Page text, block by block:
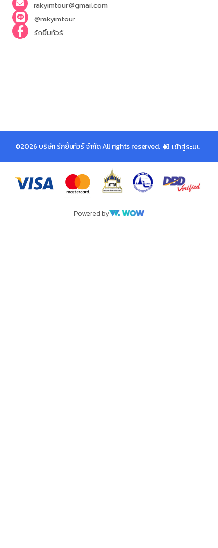
rakyimtour@gmail.com
@rakyimtour
รักยิ้มทัวร์
©2026 บริษัท รักยิ้มทัวร์ จำกัด All rights reserved. เข้าสู่ระบบ
Powered by